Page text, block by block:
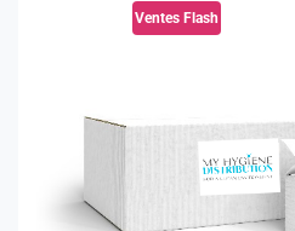
Ventes Flash